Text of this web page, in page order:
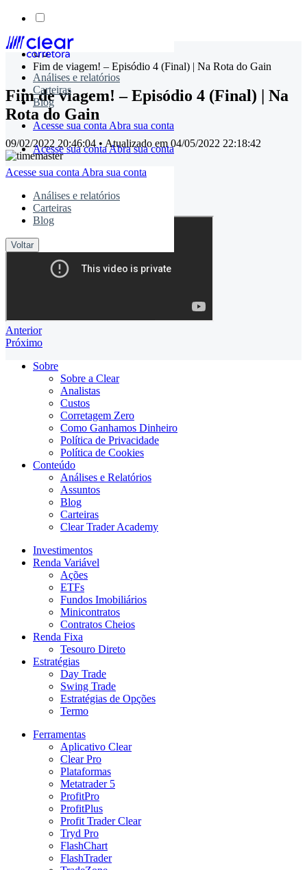
Skip
content
Análises e relatórios
Carteiras
Blog
Acesse sua conta Abra sua conta
Acesse sua contaAbra sua conta
Acesse sua conta Abra sua conta
Análises e relatórios
Carteiras
Blog
Voltar
Fim de viagem! – Episódio 4 (Final) | Na Rota do Gain
Fim de viagem! – Episódio 4 (Final) | Na
Rota do Gain
09/02/2022 20:46:04 • Atualizado em04/05/2022 22:18:42
Compartilhe:
Anterior
Próximo
Sobre
Sobre a Clear
Analistas
Custos
Corretagem Zero
Como Ganhamos Dinheiro
Política de Privacidade
Política de Cookies
Conteúdo
Análises e Relatórios
Assuntos
Blog
Carteiras
Clear Trader Academy
Investimentos
Renda Variável
Ações
ETFs
Fundos Imobiliários
Minicontratos
Contratos Cheios
Renda Fixa
Tesouro Direto
Estratégias
Day Trade
Swing Trade
Estratégias de Opções
Termo
Ferramentas
Aplicativo Clear
Clear Pro
Plataformas
Metatrader 5
ProfitPro
ProfitPlus
Profit Trader Clear
Tryd Pro
FlashChart
FlashTrader